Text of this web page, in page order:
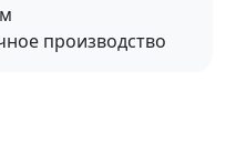
производство